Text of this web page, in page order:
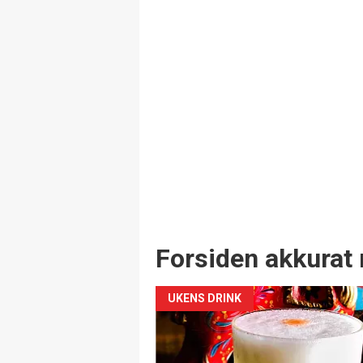
Forsiden akkurat
UKENS DRINK